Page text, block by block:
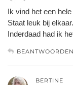
Ik vind het een
Staat leuk bij elkaar.
Inderdaad had ik
BEANTWOORDEN
BERTINE